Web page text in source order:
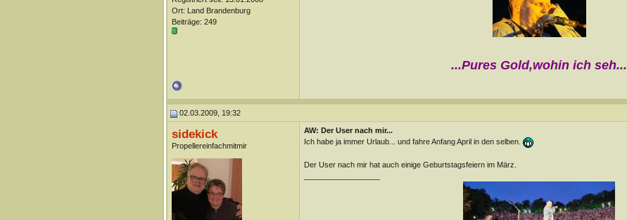
Ort: Land Brandenburg
Beiträge: 249
...Pures Gold,wohin ich seh...
02.03.2009, 19:32
sidekick
Propellereinfachmitmir
AW: Der User nach mir...
Ich habe ja immer Urlaub... und fahre Anfang April in den selben.
Der User nach mir hat auch einige Geburtstagsfeiern im März.